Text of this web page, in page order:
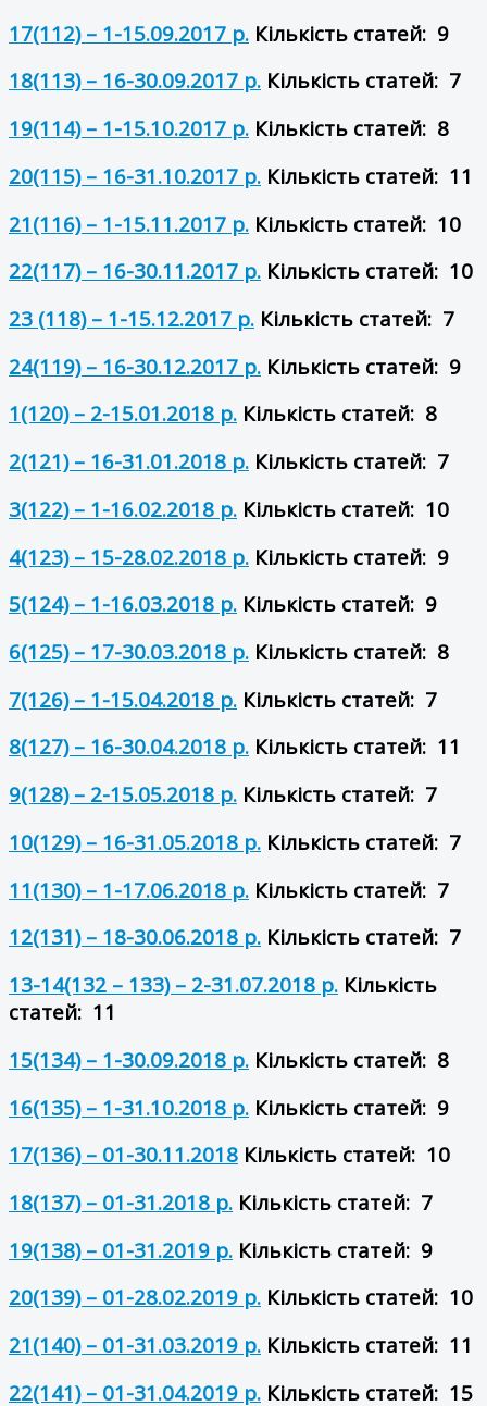
17(112) – 1-15.09.2017 р. Кількість статей: 9
18(113) – 16-30.09.2017 р. Кількість статей: 7
19(114) – 1-15.10.2017 р. Кількість статей: 8
20(115) – 16-31.10.2017 р. Кількість статей: 11
21(116) – 1-15.11.2017 р. Кількість статей: 10
22(117) – 16-30.11.2017 р. Кількість статей: 10
23 (118) – 1-15.12.2017 р. Кількість статей: 7
24(119) – 16-30.12.2017 р. Кількість статей: 9
1(120) – 2-15.01.2018 р. Кількість статей: 8
2(121) – 16-31.01.2018 р. Кількість статей: 7
3(122) – 1-16.02.2018 р. Кількість статей: 10
4(123) – 15-28.02.2018 р. Кількість статей: 9
5(124) – 1-16.03.2018 р. Кількість статей: 9
6(125) – 17-30.03.2018 р. Кількість статей: 8
7(126) – 1-15.04.2018 р. Кількість статей: 7
8(127) – 16-30.04.2018 р. Кількість статей: 11
9(128) – 2-15.05.2018 р. Кількість статей: 7
10(129) – 16-31.05.2018 р. Кількість статей: 7
11(130) – 1-17.06.2018 р. Кількість статей: 7
12(131) – 18-30.06.2018 р. Кількість статей: 7
13-14(132 – 133) – 2-31.07.2018 р. Кількість
статей: 11
15(134) – 1-30.09.2018 р. Кількість статей: 8
16(135) – 1-31.10.2018 р. Кількість статей: 9
17(136) – 01-30.11.2018 Кількість статей: 10
18(137) – 01-31.2018 р. Кількість статей: 7
19(138) – 01-31.2019 р. Кількість статей: 9
20(139) – 01-28.02.2019 р. Кількість статей: 10
21(140) – 01-31.03.2019 р. Кількість статей: 11
22(141) – 01-31.04.2019 р. Кількість статей: 15